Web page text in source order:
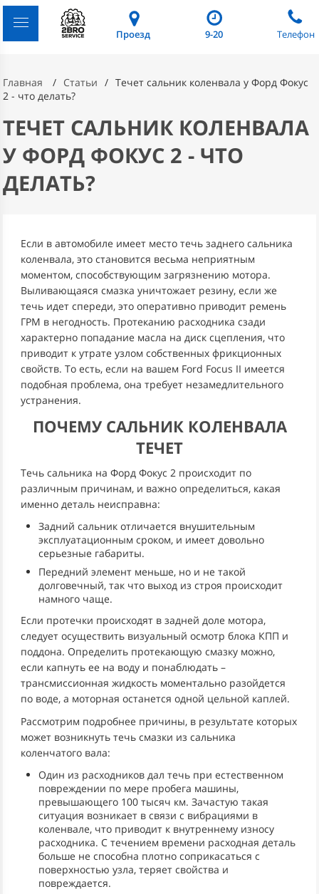
Проезд 9-20 Телефон
Главная Статьи
Течет сальник коленвала у Форд Фокус
2 - что делать?
ТЕЧЕТ САЛЬНИК КОЛЕНВАЛА
У ФОРД ФОКУС 2 - ЧТО
ДЕЛАТЬ?
Если в автомобиле имеет место течь заднего сальника
коленвала, это становится весьма неприятным
моментом, способствующим загрязнению мотора.
Выливающаяся смазка уничтожает резину, если же
течь идет спереди, это оперативно приводит ремень
ГРМ в негодность. Протеканию расходника сзади
характерно попадание масла на диск сцепления, что
приводит к утрате узлом собственных фрикционных
свойств. То есть, если на вашем Ford Focus II имеется
подобная проблема, она требует незамедлительного
устранения.
ПОЧЕМУ САЛЬНИК КОЛЕНВАЛА
ТЕЧЕТ
Течь сальника на Форд Фокус 2 происходит по
различным причинам, и важно определиться, какая
именно деталь неисправна:
Задний сальник отличается внушительным
эксплуатационным сроком, и имеет довольно
серьезные габариты.
Передний элемент меньше, но и не такой
долговечный, так что выход из строя происходит
намного чаще.
Если протечки происходят в задней доле мотора,
следует осуществить визуальный осмотр блока КПП и
поддона. Определить протекающую смазку можно,
если капнуть ее на воду и понаблюдать –
трансмиссионная жидкость моментально разойдется
по воде, а моторная останется одной цельной каплей.
Рассмотрим подробнее причины, в результате которых
может возникнуть течь смазки из сальника
коленчатого вала:
Один из расходников дал течь при естественном
повреждении по мере пробега машины,
превышающего 100 тысяч км. Зачастую такая
ситуация возникает в связи с вибрациями в
коленвале, что приводит к внутреннему износу
расходника. С течением времени расходная деталь
больше не способна плотно соприкасаться с
поверхностью узла, теряет свойства и
повреждается.